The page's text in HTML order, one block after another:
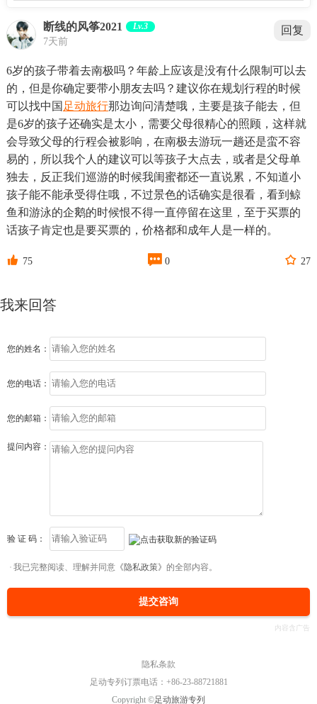
断线的风筝2021 Lv.3
7天前
回复
6岁的孩子带着去南极吗？年龄上应该是没有什么限制可以去
的，但是你确定要带小朋友去吗？建议你在规划行程的时候
可以找中国 足动旅行那边询问清楚哦，主要是孩子能去，但
是6岁的孩子还确实是太小，需要父母很精心的照顾，这样就
会导致父母的行程会被影响，在南极去游玩一趟还是蛮不容
易的，所以我个人的建议可以等孩子大点去，或者是父母单
独去，反正我们巡游的时候我闺蜜都还一直说累，不知道小
孩子能不能承受得住哦，不过景色的话确实是很看，看到鲸
鱼和游泳的企鹅的时候恨不得一直停留在这里，至于买票的
话孩子肯定也是要买票的，价格都和成年人是一样的。
 75  0  27
我来回答
您的姓名：
您的电话：
您的邮箱：
提问内容：
验 证 码：
我已完整阅读、理解并同意 《隐私政策》 的全部内容。
提交咨询
隐私条款
足动专列订票电话：+86-23-88721881
Copyright ©足动旅游专列